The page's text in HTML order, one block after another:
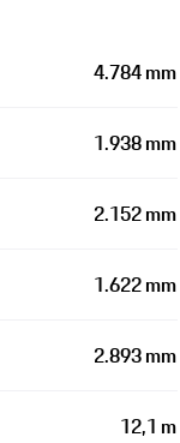
4.784 mm
1.938 mm
2.152 mm
1.622 mm
2.893 mm
12,1 m